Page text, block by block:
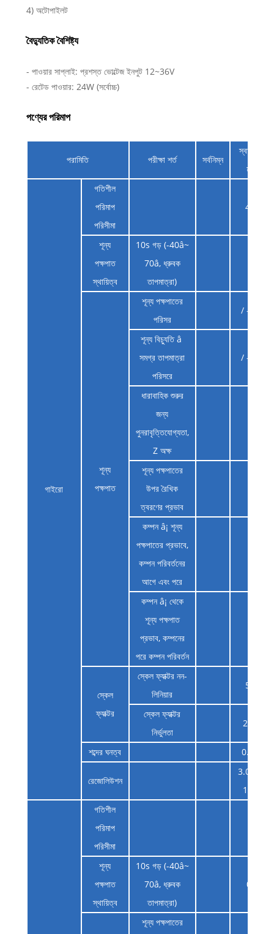
4) অটোপাইলট
বৈদ্যুতিক বৈশিষ্ট্য
- পাওয়ার সাপ্লাই: প্রশস্ত ভোল্টেজ ইনপুট 12~36V
- রেটেড পাওয়ার: 24W (সর্বোচ্চ)
পণ্যের পরিমাপ
পরামিতি পরীক্ষা শর্ত সর্বনিম্ন
স্বাভাবিক
মূল্য
গাইরো
গতিশীল
পরিমাপ
পরিসীমা
450
শূন্য
পক্ষপাত
স্থায়িত্ব
10s গড় (-40â~
70â, ধ্রুবক
তাপমাত্রা)
শূন্য
পক্ষপাত
শূন্য পক্ষপাতের
পরিসর
/ - 0.2
শূন্য বিচ্যুতি â
সমগ্র তাপমাত্রা
পরিসরে
/ - 0.1
ধারাবাহিক শুরুর
জন্য
পুনরাবৃত্তিযোগ্যতা,
Z অক্ষ
শূন্য পক্ষপাতের
উপর রৈখিক
ত্বরণের প্রভাব
কম্পন â¡ শূন্য
পক্ষপাতের প্রভাবে,
কম্পন পরিবর্তনের
আগে এবং পরে
কম্পন â¡ থেকে
শূন্য পক্ষপাত
প্রভাব, কম্পনের
পরে কম্পন পরিবর্তন
স্কেল
ফ্যাক্টর
স্কেল ফ্যাক্টর নন-
লিনিয়ার
500
স্কেল ফ্যাক্টর
নির্ভুলতা
2000
শব্দের ঘনত্ব 0.003
রেজোলিউশন
3.052 x
10â7
গতিশীল
পরিমাপ
পরিসীমা
শূন্য
পক্ষপাত
স্থায়িত্ব
10s গড় (-40â~
70â, ধ্রুবক
তাপমাত্রা)
0.5
শূন্য পক্ষপাতের